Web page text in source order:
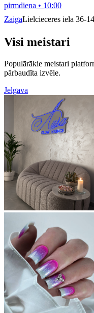
pirmdiena • 10:00
ZaigaLielcieceres iela 36-14
Visi meistari
Populārākie meistari
pārbaudīta izvēle.
Jelgava